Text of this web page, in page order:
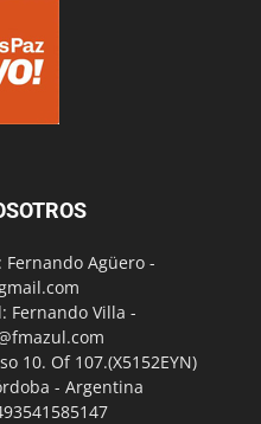
Agüero -
Fernando Villa -
10. Of 107.(X5152EYN)
- Argentina